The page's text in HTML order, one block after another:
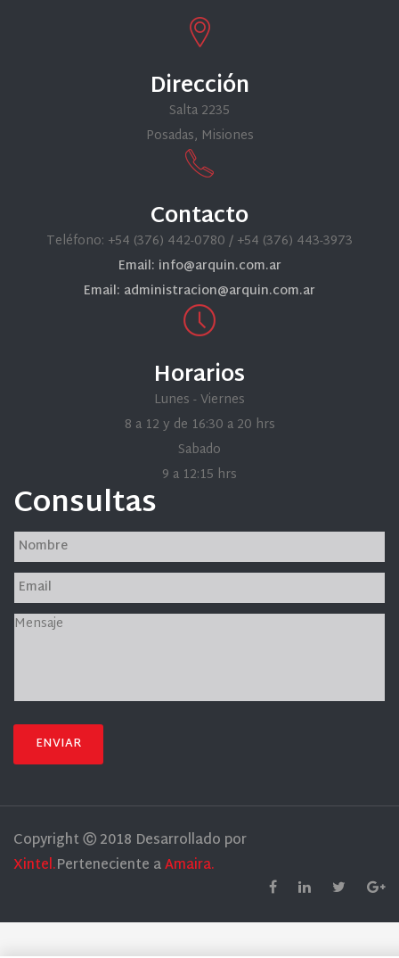
Dirección
Salta 2235
Posadas, Misiones
Contacto
Teléfono: +54 (376) 442-0780 / +54 (376) 443-3973
Email: info@arquin.com.ar
Email: administracion@arquin.com.ar
Horarios
Lunes - Viernes
8 a 12 y de 16:30 a 20 hrs
Sabado
9 a 12:15 hrs
Consultas
ENVIAR
Copyright Ⓒ 2018 Desarrollado por
Xintel.Perteneciente aAmaira.